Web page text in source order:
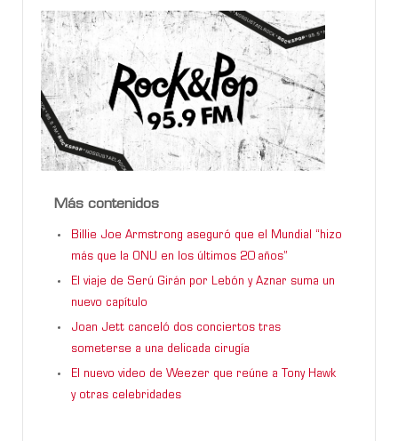
Más contenidos
Billie Joe Armstrong aseguró que el Mundial “hizo
más que la ONU en los últimos 20 años”
El viaje de Serú Girán por Lebón y Aznar suma un
nuevo capítulo
Joan Jett canceló dos conciertos tras
someterse a una delicada cirugía
El nuevo video de Weezer que reúne a Tony Hawk
y otras celebridades